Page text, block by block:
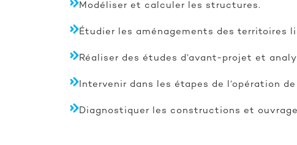
Modéliser et calculer les structures.
Étudier les aménagements des territoires
Réaliser des études d’avant-projet et
Intervenir dans les étapes de l’opération
Diagnostiquer les constructions et